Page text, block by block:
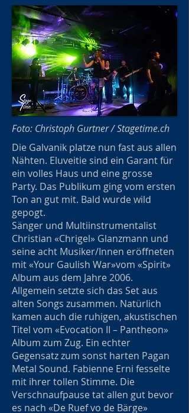
Foto: Christoph Gurtner / Stagetime.ch
Die Galvanik platze nun fast aus allen
Nähten. Eluveitie sind ein Garant für
ein volles Haus und eine grosse
Party. Das Publikum ging vom ersten
Ton an gut mit. Bald wurde wild
gepogt.
Sänger und Multiinstrumentalist
Christian «Chrigel» Glanzmann und
seine acht Musiker/Innen eröffneten
mit «Your Gaulish War»vom «Spirit»
Album aus dem Jahre 2006.
Allgemein setzte sich das Set aus
alten Songs zusammen. Natürlich
kamen auch die ruhigen, akustischen
Titel vom «Evocation II – Pantheon»
Album zum Zug. Ein echter
Gegensatz zum sonst harten Pagan
Metal Sound. Fabienne Erni fesselte
mit ihrer tollen Stimme. Die
Verschnaufpause tat allen gut bevor
es nach «De Ruef vo de Bärge»